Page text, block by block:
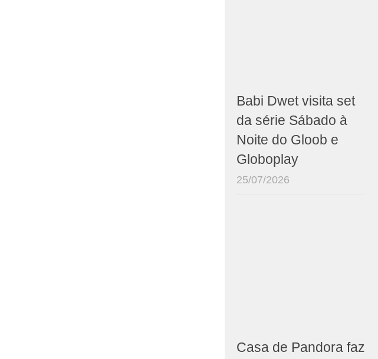
Babi Dwet visita set
da série Sábado à
Noite do Gloob e
Globoplay
25/07/2026
Casa de Pandora faz